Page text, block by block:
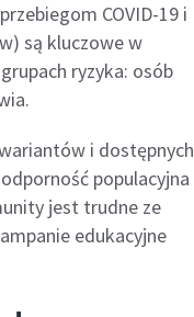
COVID-19 i
są kluczowe w
ryzyka: osób
i dostępnych
populacyjna
jest trudne ze
edukacyjne